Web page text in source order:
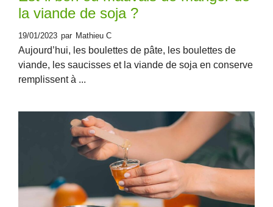
la viande de soja ?
19/01/2023 par Mathieu C
Aujourd’hui, les boulettes de pâte, les boulettes de
viande, les saucisses et la viande de soja en conserve
remplissent à ...